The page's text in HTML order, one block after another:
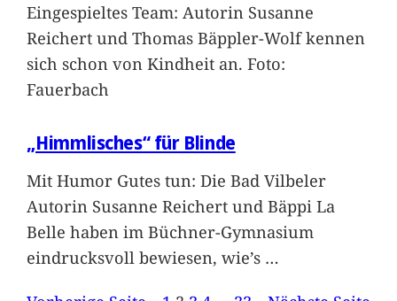
Eingespieltes Team: Autorin Susanne
Reichert und Thomas Bäppler-Wolf kennen
sich schon von Kindheit an. Foto:
Fauerbach
„Himmlisches“ für Blinde
Mit Humor Gutes tun: Die Bad Vilbeler
Autorin Susanne Reichert und Bäppi La
Belle haben im Büchner-Gymnasium
eindrucksvoll bewiesen, wie’s …